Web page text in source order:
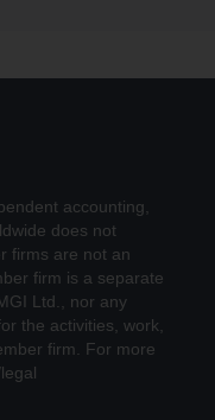
accounting,
does not
firms are not an
firm is a separate
Ltd., nor any
the activities, work,
firm. For more